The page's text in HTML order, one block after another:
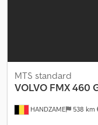
HANDZAME 538 km
MTS standard
VOLVO FMX 460